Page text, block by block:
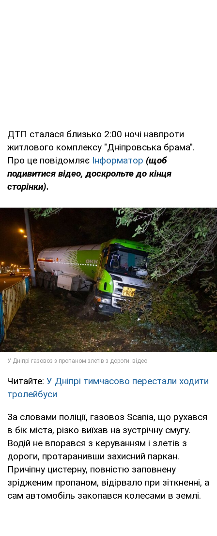
ДТП сталася близько 2:00 ночі навпроти
житлового комплексу "Дніпровська брама".
Про це повідомляє Інформатор (щоб
подивитися відео, доскрольте до кінця
сторінки).
Читайте: У Дніпрі тимчасово перестали ходити
тролейбуси
За словами поліції, газовоз Scania, що рухався
в бік міста, різко виїхав на зустрічну смугу.
Водій не впорався з керуванням і злетів з
дороги, протаранивши захисний паркан.
Причіпну цистерну, повністю заповнену
зрідженим пропаном, відірвало при зіткненні, а
сам автомобіль закопався колесами в землі.